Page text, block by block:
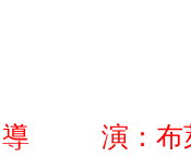
導 演：布